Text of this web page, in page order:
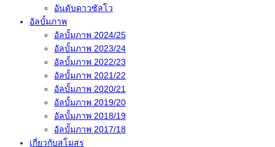
อันดับดาวซัลโว
อัลบั้มภาพ
อัลบั้มภาพ 2024/25
อัลบั้มภาพ 2023/24
อัลบั้มภาพ 2022/23
อัลบั้มภาพ 2021/22
อัลบั้มภาพ 2020/21
อัลบั้มภาพ 2019/20
อัลบั้มภาพ 2018/19
อัลบั้มภาพ 2017/18
เกี่ยวกับสโมสร